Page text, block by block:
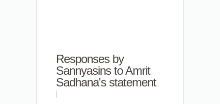
Responses by
Sannyasins to Amrit
Sadhana's statement